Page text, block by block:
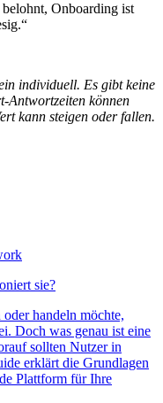
Onboarding ist
individuell. Es gibt keine
Antwortzeiten können
kann steigen oder fallen.
sie?
handeln möchte,
Doch was genau ist eine
sollten Nutzer in
erklärt die Grundlagen
Plattform für Ihre